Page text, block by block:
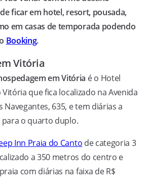
ficar em hotel, resort, pousada,
em casas de temporada podendo
Booking.
Vitória
em Vitória é o Hotel
que fica localizado na Avenida
Navegantes, 635, e tem diárias a
para o quarto duplo.
Inn Praia do Canto de categoria 3
a 350 metros do centro e
com diárias na faixa de R$